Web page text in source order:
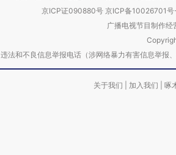
京ICP证090880号 京ICP备10026701
广播电视节目制作
违法和不良信息举报电话（涉网络暴力有害信息举
关于我们 加入我们 啄